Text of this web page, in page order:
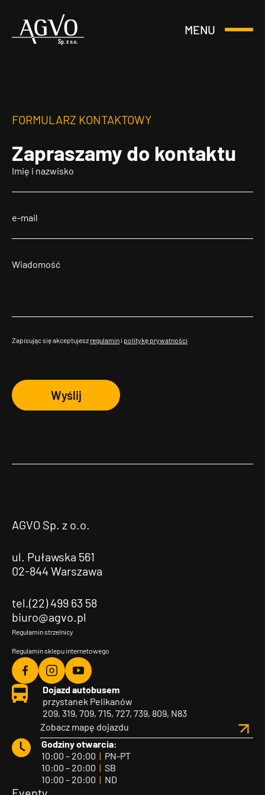
Header
MENU
Otwórz
FORMULARZ KONTAKTOWY
Zapraszamy do kontaktu
Zapisując się akceptujesz regulamin i politykę prywatności
Wyślij
AGVO Sp. z o.o.
ul. Puławska 561
02-844 Warszawa
tel.(22) 499 63 58
biuro@agvo.pl
Regulamin strzelnicy
Regulamin sklepu internetowego
Agvo
Facebook
Agvo
Instagram
Agvo
YouTube
Dojazd autobusem
przystanek Pelikanów
209, 319, 709, 715, 727, 739, 809, N83
Zobacz mapę dojazdu
Godziny otwarcia:
10:00 – 20:00 | PN-PT
10:00 – 20:00 | SB
10:00 – 20:00 | ND